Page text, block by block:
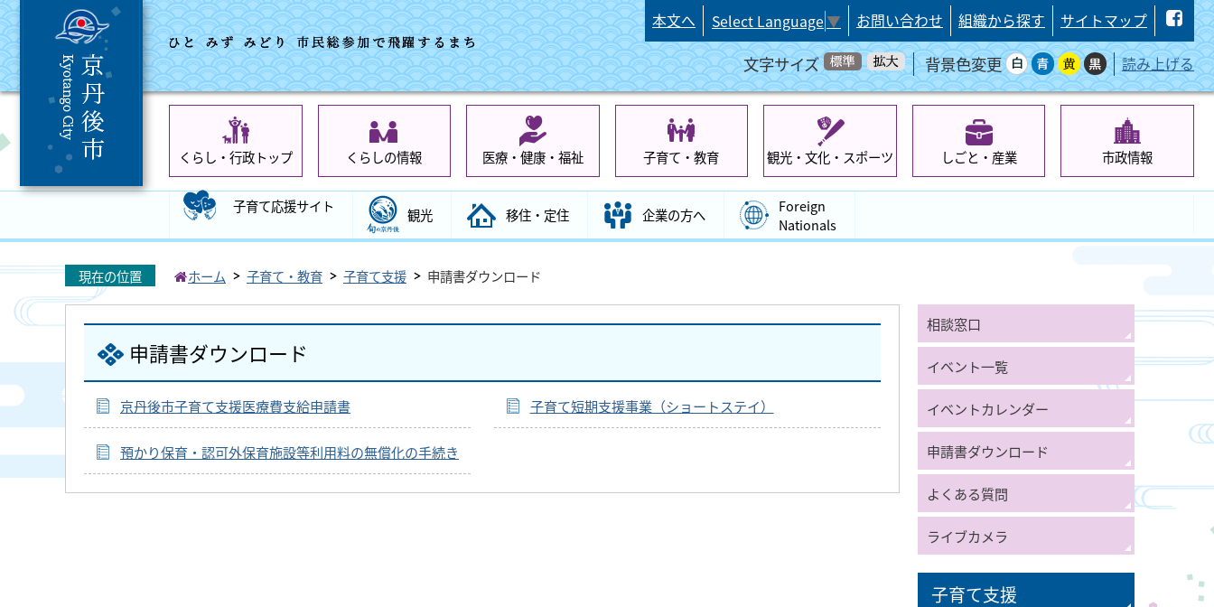
本文へ Select Language▼ お問い合わせ 組織から探す サイトマップ
文字サイズ 背景色変更 読み上げる
くらし・行政トップ くらしの情報 医療・健康・福祉 子育て・教育 観光・文化・スポーツ しごと・産業 市政情報
子育て応援サイト 観光 移住・定住 企業の方へ
Foreign
Nationals
現在の位置 ホーム 子育て・教育 子育て支援 申請書ダウンロード
申請書ダウンロード
京丹後市子育て支援医療費支給申請書 子育て短期支援事業（ショートステイ）
預かり保育・認可外保育施設等利用料の無償化の手続き
相談窓口
イベント一覧
イベントカレンダー
申請書ダウンロード
よくある質問
ライブカメラ
子育て支援